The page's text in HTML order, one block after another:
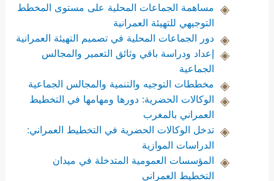
مساهمة الجماعات المحلية على مستوى المخطط
التوجيهي للتهيئة العمرانية
دور الجماعات المحلية في تصميم التهيئة العمرانية
إعداد ودراسة باقي وثائق التعمير والمجالس
الجماعية
مخططات التوجيه والتنمية والمجالس الجماعية
الوكالات الحضرية: دورها ومهامها في التخطيط
العمراني بالمغرب
تدخل الوكالات الحضرية في التخطيط العمراني:
الدراسات الموازية
المؤسسات العمومية المتدخلة في ميدان
التخطيط العمراني